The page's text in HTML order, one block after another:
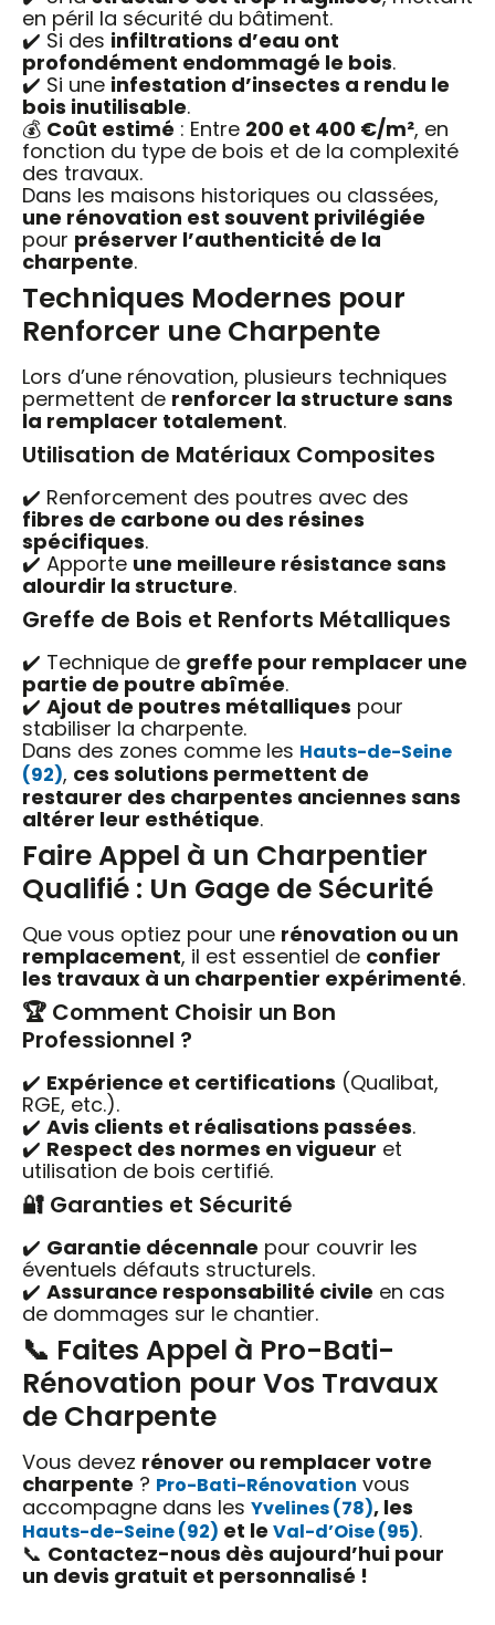
en péril la sécurité du bâtiment.
✔️ Si des infiltrations d’eau ont
profondément endommagé le bois.
✔️ Si une infestation d’insectes a rendu le
bois inutilisable.
💰 Coût estimé : Entre 200 et 400 €/m², en
fonction du type de bois et de la complexité
des travaux.
Dans les maisons historiques ou classées,
une rénovation est souvent privilégiée
pour préserver l’authenticité de la
charpente.
Techniques Modernes pour
Renforcer une Charpente
Lors d’une rénovation, plusieurs techniques
permettent de renforcer la structure sans
la remplacer totalement.
Utilisation de Matériaux Composites
✔️ Renforcement des poutres avec des
fibres de carbone ou des résines
spécifiques.
✔️ Apporte une meilleure résistance sans
alourdir la structure.
Greffe de Bois et Renforts Métalliques
✔️ Technique de greffe pour remplacer une
partie de poutre abîmée.
✔️ Ajout de poutres métalliques pour
stabiliser la charpente.
Dans des zones comme les Hauts-de-Seine
(92), ces solutions permettent de
restaurer des charpentes anciennes sans
altérer leur esthétique.
Faire Appel à un Charpentier
Qualifié : Un Gage de Sécurité
Que vous optiez pour une rénovation ou un
remplacement, il est essentiel de confier
les travaux à un charpentier expérimenté.
🏆 Comment Choisir un Bon
Professionnel ?
✔️ Expérience et certifications (Qualibat,
RGE, etc.).
✔️ Avis clients et réalisations passées.
✔️ Respect des normes en vigueur et
utilisation de bois certifié.
🔐 Garanties et Sécurité
✔️ Garantie décennale pour couvrir les
éventuels défauts structurels.
✔️ Assurance responsabilité civile en cas
de dommages sur le chantier.
📞 Faites Appel à Pro-Bati-
Rénovation pour Vos Travaux
de Charpente
Vous devez rénover ou remplacer votre
charpente ? Pro-Bati-Rénovation vous
accompagne dans les Yvelines (78), les
Hauts-de-Seine (92) et le Val-d’Oise (95).
📞 Contactez-nous dès aujourd’hui pour
un devis gratuit et personnalisé !